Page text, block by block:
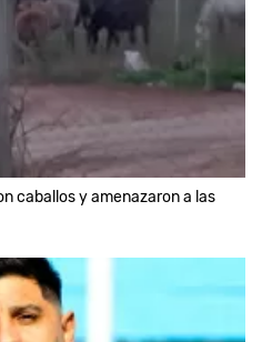
caballos y amenazaron a las